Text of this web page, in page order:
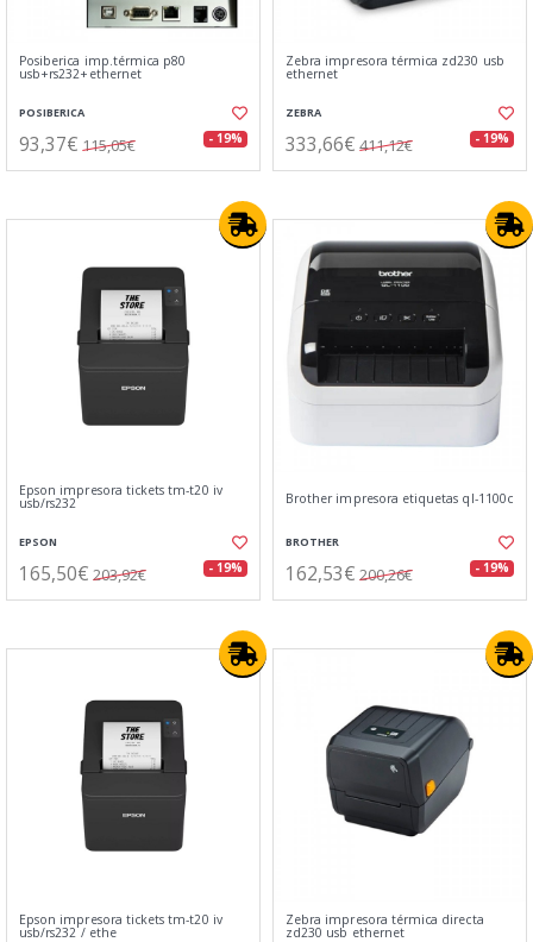
Posiberica imp.térmica p80
usb+rs232+ethernet
POSIBERICA
93,37€ 115,05€ - 19%
Zebra impresora térmica zd230 usb
ethernet
ZEBRA
333,66€ 411,12€ - 19%
Epson impresora tickets tm-t20 iv
usb/rs232
EPSON
165,50€ 203,92€ - 19%
Brother impresora etiquetas ql-1100c
BROTHER
162,53€ 200,26€ - 19%
Epson impresora tickets tm-t20 iv
usb/rs232 / ethe
Zebra impresora térmica directa
zd230 usb ethernet